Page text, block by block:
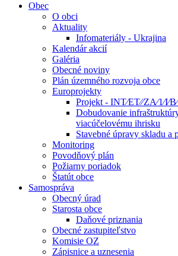
Obec
O obci
Aktuality
Infomateriály - Ukrajina
Kalendár akcií
Galéria
Obecné noviny
Plán územného rozvoja obce
Europrojekty
Projekt -
Dobudovanie
viacúčelovému ihrisku
Stavebné úpravy skladu a
Monitoring
Povodňový plán
Požiarny poriadok
Štatút obce
Samospráva
Obecný úrad
Starosta obce
Daňové priznania
Obecné zastupiteľstvo
Komisie OZ
Zápisnice a uznesenia